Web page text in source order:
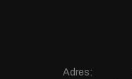
Adres: